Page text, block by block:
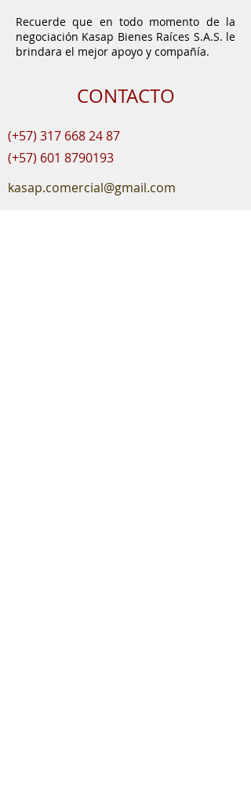
Recuerde que en todo momento de la
negociación Kasap Bienes Raíces S.A.S. le
brindara el mejor apoyo y compañía.
CONTACTO
(+57) 317 668 24 87
(+57) 601 8790193
kasap.comercial@gmail.com